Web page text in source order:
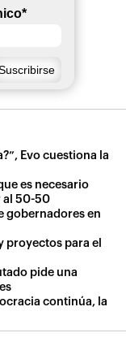
*
Evo cuestiona la
es necesario
al 50-50
gobernadores en
proyectos para el
pide una
continúa, la